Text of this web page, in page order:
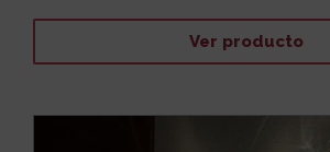
Ver producto